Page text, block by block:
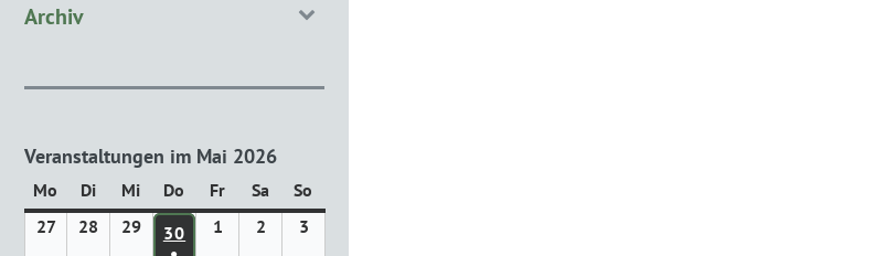
Archiv
Veranstaltungen im Mai 2026
Mo Montag
DiDienstag
Mi Mittwoch
Do Donnerstag
FrFreitag
Sa Samstag
So
2727. 28 29 29.30 30. APRIL 2026
1 2 3